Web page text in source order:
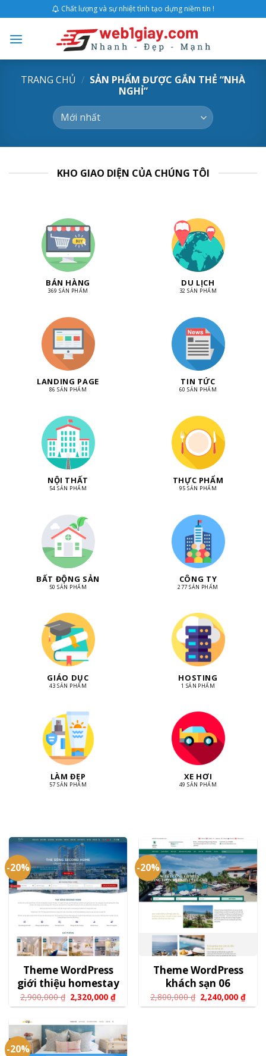
content
Chất lượng và sự nhiệt tình tạo dựng niềm tin !
TRANG CHỦ / SẢN PHẨM ĐƯỢC GẮN THẺ “NHÀ
NGHỈ”
KHO GIAO DIỆN CỦA CHÚNG TÔI
BÁN HÀNG
369 SẢN PHẨM
DU LỊCH
32 SẢN PHẨM
LANDING PAGE
86 SẢN PHẨM
TIN TỨC
60 SẢN PHẨM
NỘI THẤT
54 SẢN PHẨM
THỰC PHẨM
95 SẢN PHẨM
BẤT ĐỘNG SẢN
50 SẢN PHẨM
CÔNG TY
277 SẢN PHẨM
GIÁO DỤC
43 SẢN PHẨM
HOSTING
1 SẢN PHẨM
LÀM ĐẸP
57 SẢN PHẨM
XE HƠI
49 SẢN PHẨM
-20%
Theme WordPress
giới thiệu homestay
2,900,000₫ 2,320,000₫
-20%
Theme WordPress
khách sạn 06
2,800,000₫ 2,240,000₫
-20%